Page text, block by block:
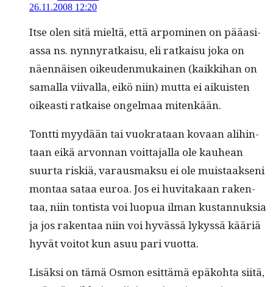
26.11.2008 12:20
Itse olen sitä mieltä, että arpomi­nen on pääasi­
as­sa ns. nyn­nyratkaisu, eli ratkaisu joka on
näen­näisen oikeu­den­mukainen (kaikki­han on
samal­la viival­la, eikö niin) mut­ta ei aikuis­ten
oikeasti ratkaise ongel­maa mitenkään.
Tont­ti myy­dään tai vuokrataan kovaan ali­hin­
taan eikä arvon­nan voit­ta­jal­la ole kauhean
suur­ta riskiä, varaus­mak­su ei ole muis­taak­seni
mon­taa sataa euroa. Jos ei huvi­takaan rak­en­
taa, niin ton­tista voi luop­ua ilman kus­tan­nuk­sia
ja jos rak­en­taa niin voi hyvässä lykyssä kääriä
hyvät voitot kun asuu pari vuotta.
Lisäk­si on tämä Osmon esit­tämä epäko­h­ta siitä,